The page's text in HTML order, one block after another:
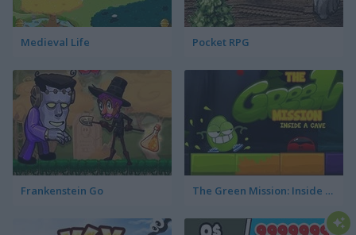
Medieval Life Pocket RPG
Frankenstein Go The Green Mission: Inside a Cave